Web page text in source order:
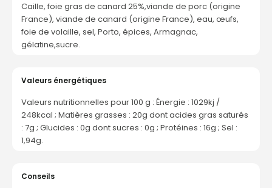
Caille, foie gras de canard 25%,viande de porc (origine
France), viande de canard (origine France), eau, œufs,
foie de volaille, sel, Porto, épices, Armagnac,
gélatine,sucre.
Valeurs énergétiques
Valeurs nutritionnelles pour 100 g : Énergie : 1029kj /
248kcal ; Matières grasses : 20g dont acides gras saturés
: 7g ; Glucides : 0g dont sucres : 0g ; Protéines : 16g ; Sel :
1,94g.
Conseils